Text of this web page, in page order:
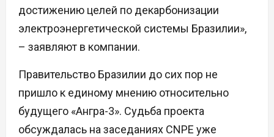
достижению целей по декарбонизации
электроэнергетической системы Бразилии»,
– заявляют в компании.
Правительство Бразилии до сих пор не
пришло к единому мнению относительно
будущего «Ангра-3». Судьба проекта
обсуждалась на заседаниях CNPE уже